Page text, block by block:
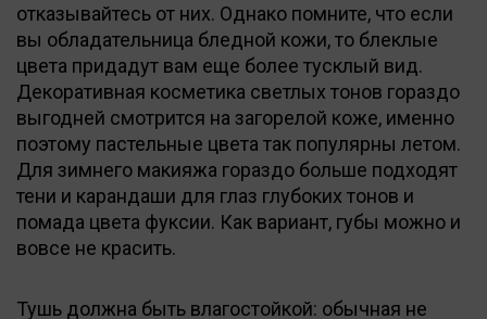
отказывайтесь от них. Однако помните, что если
вы обладательница бледной кожи, то блеклые
цвета придадут вам еще более тусклый вид.
Декоративная косметика светлых тонов гораздо
выгодней смотрится на загорелой коже, именно
поэтому пастельные цвета так популярны летом.
Для зимнего макияжа гораздо больше подходят
тени и карандаши для глаз глубоких тонов и
помада цвета фуксии. Как вариант, губы можно и
вовсе не красить.
Тушь должна быть влагостойкой: обычная не